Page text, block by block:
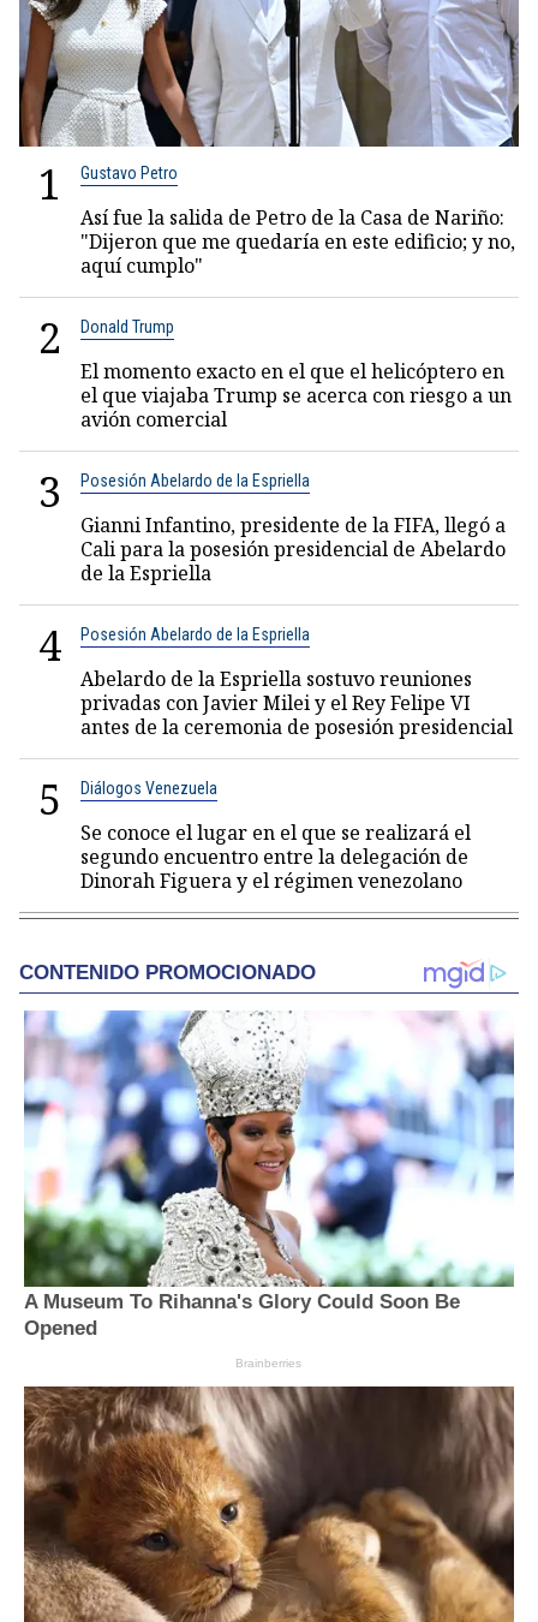
1 Gustavo Petro
Así fue la salida de Petro de la Casa de Nariño:
"Dijeron que me quedaría en este edificio; y no,
aquí cumplo"
2 Donald Trump
El momento exacto en el que el helicóptero en
el que viajaba Trump se acerca con riesgo a un
avión comercial
3 Posesión Abelardo de la Espriella
Gianni Infantino, presidente de la FIFA, llegó a
Cali para la posesión presidencial de Abelardo
de la Espriella
4 Posesión Abelardo de la Espriella
Abelardo de la Espriella sostuvo reuniones
privadas con Javier Milei y el Rey Felipe VI
antes de la ceremonia de posesión presidencial
5 Diálogos Venezuela
Se conoce el lugar en el que se realizará el
segundo encuentro entre la delegación de
Dinorah Figuera y el régimen venezolano